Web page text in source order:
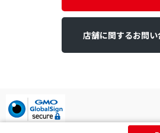
店舗に関するお問
デンキチはGMOグローバルサイン発行の